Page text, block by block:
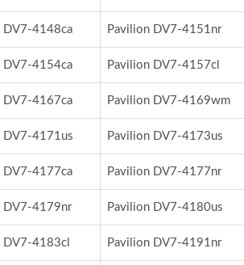
DV7-4148ca Pavilion DV7-4151nr
DV7-4154ca Pavilion DV7-4157cl
DV7-4167ca Pavilion DV7-4169wm
DV7-4171us Pavilion DV7-4173us
DV7-4177ca Pavilion DV7-4177nr
DV7-4179nr Pavilion DV7-4180us
DV7-4183cl Pavilion DV7-4191nr